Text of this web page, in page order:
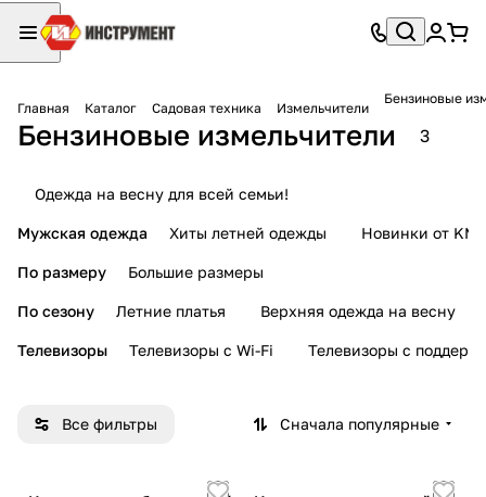
Главная Каталог Садовая техника Измельчители
Бензиновые
Бензиновые измельчители 3
Одежда на весну для всей семьи!
Мужская одежда Хиты летней одежды Новинки от KMI
По размеру Большие размеры
По сезону Летние платья Верхняя одежда на весну
Телевизоры Телевизоры с Wi-Fi Телевизоры с
Все фильтры Сначала популярные